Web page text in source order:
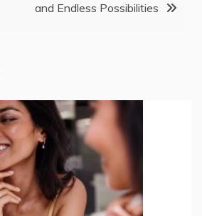
and Endless Possibilities